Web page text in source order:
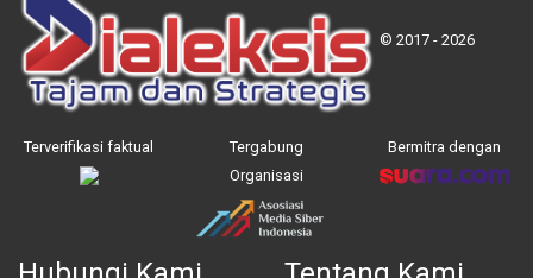
© 2017 - 2026
Terverifikasi faktual
Tergabung
Organisasi
Bermitra dengan